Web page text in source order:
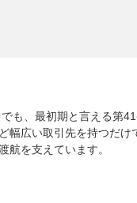
も、最初期と言える第
幅広い取引先を持つだけ
を支えています。